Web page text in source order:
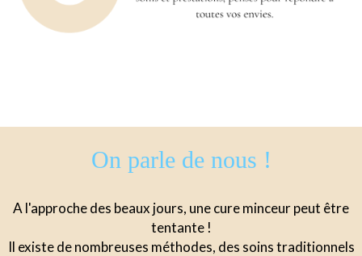
On parle de nous !
A l'approche des beaux jours, une cure minceur peut être
tentante !
Il existe de nombreuses méthodes, des soins traditionnels